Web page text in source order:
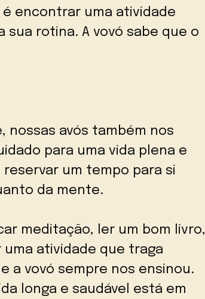
encontrar uma atividade
rotina. A vovó sabe que o
nossas avós também nos
para uma vida plena e
um tempo para si
da mente.
meditação, ler um bom livro,
atividade que traga
a vovó sempre nos ensinou.
longa e saudável está em